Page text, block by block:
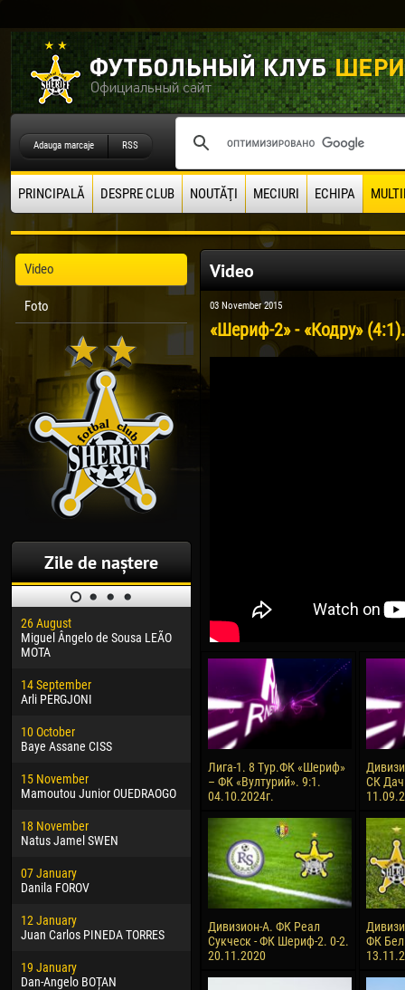
Adauga marcaje RSS
PRINCIPALĂ DESPRE CLUB NOUTĂŢI MECIURI ECHIPA
Video
Foto
Zile de naștere
26 August
Miguel Ângelo de Sousa LEÃO
MOTA
14 September
Arli PERGJONI
10 October
Baye Assane CISS
15 November
Mamoutou Junior OUEDRAOGO
18 November
Natus Jamel SWEN
07 January
Danila FOROV
12 January
Juan Carlos PINEDA TORRES
19 January
Dan-Angelo BOȚAN
30 January
Dhoraso Moreo KLAS
24 February
Vladislav COSTIN
02 March
Veaceslav COZMA
09 March
Emmanuel AFETSE
Jayder Moreno ASPRILLA
22 March
Samba KONÉ
26 March
Vitor Hugo Morais de OLIVEIRA
28 March
04
13
24
15
28
10
15
Video
03 November 2015
«Шериф-2» - «Кодру»
Лига-1. 8 Тур.ФК «Шериф»
– ФК «Вултурий». 9:1.
04.10.2024г.
СК
Дивизион-А. ФК Реал
Сукческ - ФК Шериф-2. 0-2.
20.11.2020
ФК